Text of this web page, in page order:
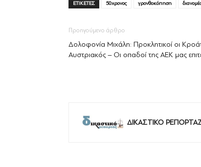
ΕΤΙΚΕΤΕΣ 50χρονος γρονθοκόπηση
Προηγούμενο άρθρο
Δολοφονία Μιχάλη: Προκλητικοί οι
Αυστριακός – Οι οπαδοί της ΑΕΚ μας
ΔΙΚΑΣΤΙΚΟ